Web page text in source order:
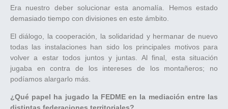
Era nuestro deber solucionar esta anomalía. Hemos estado
demasiado tiempo con divisiones en este ámbito.
El diálogo, la cooperación, la solidaridad y hermanar de nuevo
todas las instalaciones han sido los principales motivos para
volver a estar todos juntos y juntas. Al final, esta situación
jugaba en contra de los intereses de los montañeros; no
podíamos alargarlo más.
¿Qué papel ha jugado la FEDME en la mediación entre las